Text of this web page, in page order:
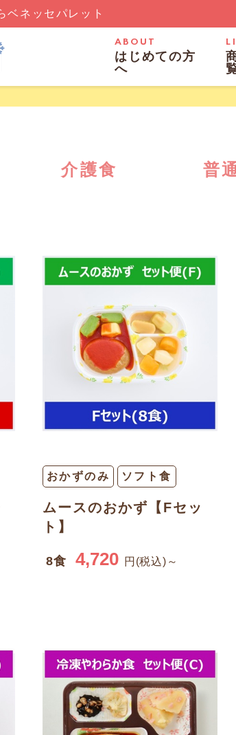
ベネッセパレット
ABOUT
はじめての方
へ
介護食 普
おかずのみ ソフト食
ムースのおかず【Fセッ
ト】
8食 4,720 円(税込)～